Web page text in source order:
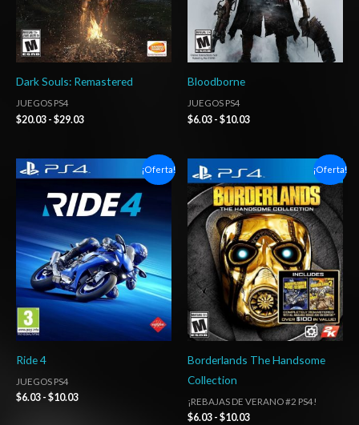
Dark Souls: Remastered
JUEGOS PS4
$20.03 - $29.03
Bloodborne
JUEGOS PS4
$6.03 - $10.03
¡Oferta!
Ride 4
JUEGOS PS4
$6.03 - $10.03
Rango
de
precios:
desde
$6.03
hasta
$10.03
¡Oferta!
Borderlands The Handsome
Collection
¡REBAJAS DE VERANO #2 PS4!
$6.03 - $10.03
de
precios:
desde
$6.03
hasta
$10.03